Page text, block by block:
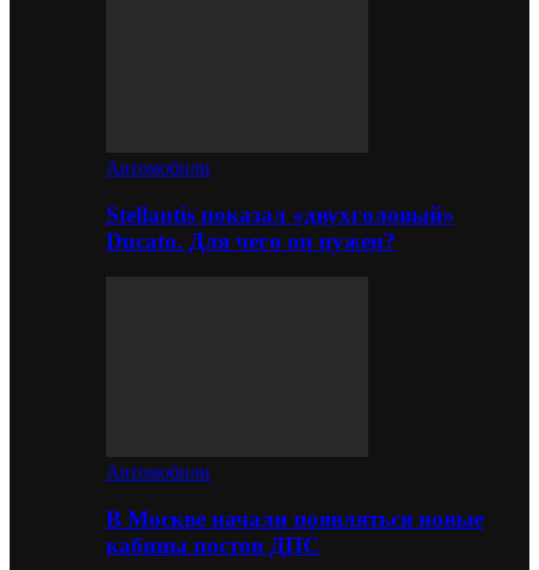
Автомобили
Stellantis показал «двухголовый»
Ducato. Для чего он нужен?
Автомобили
В Москве начали появляться новые
кабины постов ДПС